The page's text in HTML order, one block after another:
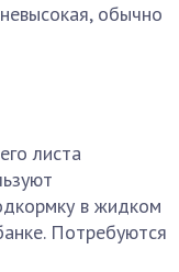
обычно
листа
в жидком
Потребуются